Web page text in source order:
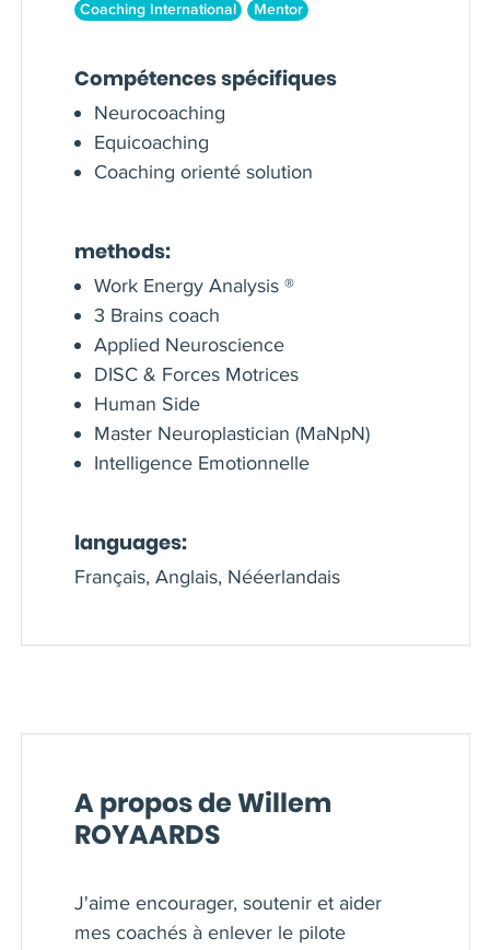
Coaching International
Mentor
Compétences spécifiques
Neurocoaching
Equicoaching
Coaching orienté solution
methods:
Work Energy Analysis ®
3 Brains coach
Applied Neuroscience
DISC & Forces Motrices
Human Side
Master Neuroplastician (MaNpN)
Intelligence Emotionnelle
languages:
Français, Anglais, Nééerlandais
A propos de Willem
ROYAARDS
J'aime encourager, soutenir et aider
mes coachés à enlever le pilote